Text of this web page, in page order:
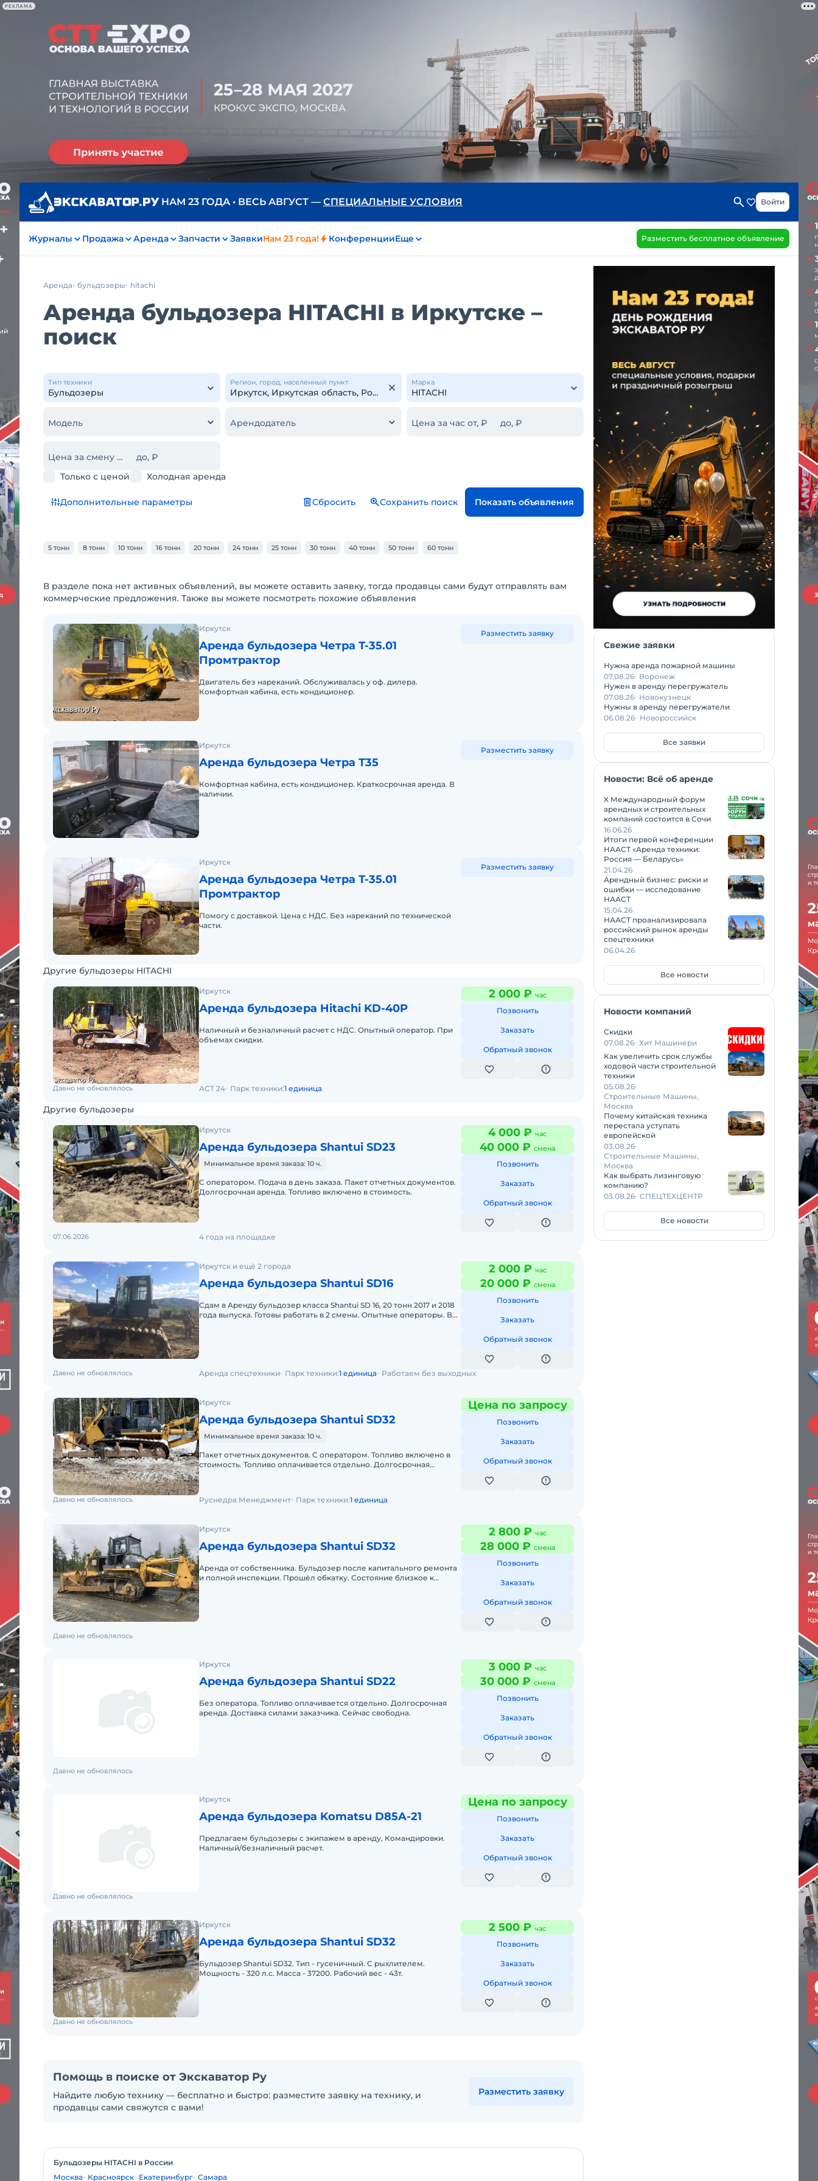
РЕКЛАМА
НАМ 23 ГОДА • ВЕСЬ АВГУСТ — СПЕЦИАЛЬНЫЕ УСЛОВИЯ Войти
Журналы Продажа Аренда Запчасти ЗаявкиНам 23 года! КонференцииЕще Разместить бесплатное объявление
Аренда бульдозеры hitachi
Аренда бульдозера HITACHI в Иркутске –
поиск
Тип техники Регион, город, населенный пункт Марка
Модель Арендодатель Цена за час от, ₽ до, ₽
Цена за смену от, ₽
до, ₽
Только с ценой
Холодная аренда
Дополнительные параметры Сбросить Сохранить поиск Показать объявления
5 тонн 8 тонн 10 тонн 16 тонн 20 тонн 24 тонн 25 тонн 30 тонн 40 тонн 50 тонн 60 тонн
В разделе пока нет активных объявлений, вы можете оставить заявку, тогда продавцы сами будут отправлять вам
коммерческие предложения. Также вы можете посмотреть похожие объявления
Иркутск
Аренда бульдозера Четра Т-35.01
Промтрактор
Двигатель без нареканий. Обслуживалась у оф. дилера.
Комфортная кабина, есть кондиционер.
Разместить заявку
Иркутск
Аренда бульдозера Четра Т35
Комфортная кабина, есть кондиционер. Краткосрочная аренда. В
наличии.
Разместить заявку
Иркутск
Аренда бульдозера Четра Т-35.01
Промтрактор
Помогу с доставкой. Цена с НДС. Без нареканий по технической
части.
Разместить заявку
Другие бульдозеры HITACHI
Иркутск
Аренда бульдозера Hitachi KD-40P
Наличный и безналичный расчет с НДС. Опытный оператор. При
объемах скидки.
2 000 ₽ час
Позвонить
Заказать
Обратный звонок
Давно не обновлялось АСТ 24 Парк техники:1 единица
Другие бульдозеры
Иркутск
Аренда бульдозера Shantui SD23
Минимальное время заказа: 10 ч.
С оператором. Подача в день заказа. Пакет отчетных документов.
Долгосрочная аренда. Топливо включено в стоимость.
4 000 ₽ час
40 000 ₽ смена
Позвонить
Заказать
Обратный звонок
07.06.2026 4 года на площадке
Иркутск и ещё 2 города
Аренда бульдозера Shantui SD16
Сдам в Аренду бульдозер класса Shantui SD 16, 20 тонн 2017 и 2018
года выпуска. Готовы работать в 2 смены. Опытные операторы. В
2 000 ₽ час
20 000 ₽ смена
Позвонить
Заказать
Обратный звонок
Давно не обновлялось Аренда спецтехники Парк техники:1 единица Работаем без выходных
Иркутск
Аренда бульдозера Shantui SD32
Минимальное время заказа: 10 ч.
Пакет отчетных документов. С оператором. Топливо включено в
стоимость. Топливо оплачивается отдельно. Долгосрочная
Цена по запросу
Позвонить
Заказать
Обратный звонок
Давно не обновлялось Руснедра Менеджмент Парк техники:1 единица
Иркутск
Аренда бульдозера Shantui SD32
Аренда от собственника. Бульдозер после капитального ремонта
и полной инспекции. Прошёл обкатку. Состояние близкое к
2 800 ₽ час
28 000 ₽ смена
Позвонить
Заказать
Обратный звонок
Давно не обновлялось
Иркутск
Аренда бульдозера Shantui SD22
Без оператора. Топливо оплачивается отдельно. Долгосрочная
аренда. Доставка силами заказчика. Сейчас свободна.
3 000 ₽ час
30 000 ₽ смена
Позвонить
Заказать
Обратный звонок
Давно не обновлялось
Иркутск
Аренда бульдозера Komatsu D85A-21
Предлагаем бульдозеры с экипажем в аренду, Командировки.
Наличный/безналичный расчет.
Цена по запросу
Позвонить
Заказать
Обратный звонок
Давно не обновлялось
Иркутск
Аренда бульдозера Shantui SD32
Бульдозер Shantui SD32. Тип - гусеничный. С рыхлителем.
Мощность - 320 л.с. Масса - 37200. Рабочий вес - 43т.
2 500 ₽ час
Позвонить
Заказать
Обратный звонок
Давно не обновлялось
Помощь в поиске от Экскаватор Ру
Найдите любую технику — бесплатно и быстро: разместите заявку на технику, и
продавцы сами свяжутся с вами!
Разместить заявку
Бульдозеры HITACHI в России
Москва Красноярск Екатеринбург Самара
Свежие заявки
Нужна аренда пожарной машины
07.08.26 Воронеж
Нужен в аренду перегружатель
07.08.26 Новокузнецк
Нужны в аренду перегружатели
06.08.26 Новороссийск
Все заявки
Новости: Всё об аренде
X Международный форум
арендных и строительных
компаний состоится в Сочи
16.06.26
Итоги первой конференции
НААСТ «Аренда техники:
Россия — Беларусь»
21.04.26
Арендный бизнес: риски и
ошибки — исследование
НААСТ
15.04.26
НААСТ проанализировала
российский рынок аренды
спецтехники
06.04.26
Все новости
Новости компаний
Скидки
07.08.26 Хит Машинери
Как увеличить срок службы
ходовой части строительной
техники
05.08.26
Строительные Машины,
Москва
Почему китайская техника
перестала уступать
европейской
03.08.26
Строительные Машины,
Москва
Как выбрать лизинговую
компанию?
03.08.26 СПЕЦТЕХЦЕНТР
Все новости